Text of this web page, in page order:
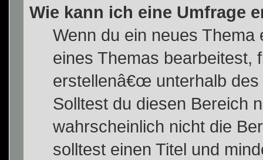
Wie kann ich eine Umfrage
Wenn du ein neues
eines Themas bearbeitest,
erstellenâ€œ unterhalb
Solltest du diesen Bereich
wahrscheinlich nicht die
solltest einen Titel und